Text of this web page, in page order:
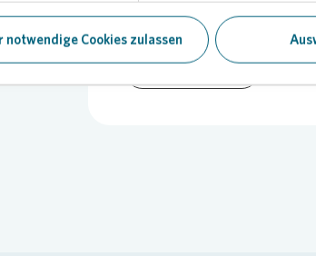
notwendige Cookies zulassen